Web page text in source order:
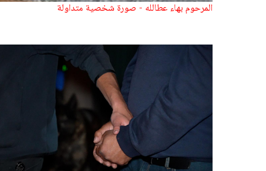
المرحوم بهاء عطالله - صورة شخصية متداولة